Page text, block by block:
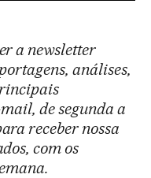
a newsletter
análises,
de segunda a
receber nossa
com os